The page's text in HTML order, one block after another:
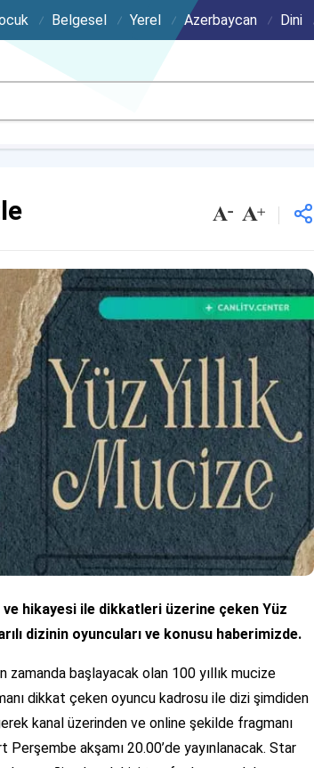
Belgesel Yerel Azerbaycan Dini
ve hikayesi ile dikkatleri üzerine çeken Yüz
dizinin oyuncuları ve konusu haberimizde.
zamanda başlayacak olan 100 yıllık mucize
dikkat çeken oyuncu kadrosu ile dizi şimdiden
kanal üzerinden ve online şekilde fragmanı
akşamı 20.00’de yayınlanacak. Star